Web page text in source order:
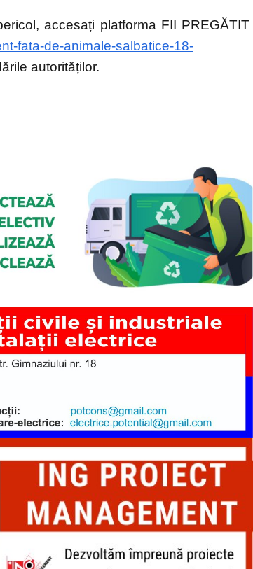
accesați platforma FII PREGĂTIT
fata-de-animale-salbatice-18-
autorităților.